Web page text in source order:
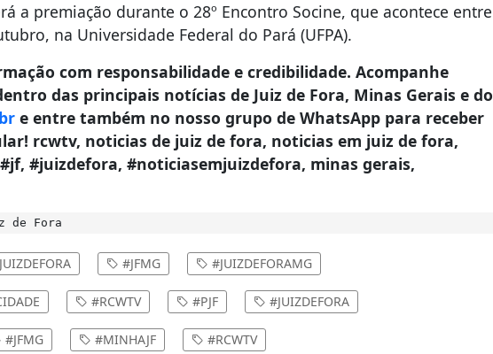
a premiação durante o 28º Encontro Socine, que acontece entre
na Universidade Federal do Pará (UFPA).
com responsabilidade e credibilidade. Acompanhe
das principais notícias de Juiz de Fora, Minas Gerais e do
e entre também no nosso grupo de WhatsApp para receber
rcwtv, noticias de juiz de fora, noticias em juiz de fora,
#juizdefora, #noticiasemjuizdefora, minas gerais,
de Fora
#JFMG #JUIZDEFORAMG
#RCWTV #PJF #JUIZDEFORA
#JFMG #MINHAJF #RCWTV